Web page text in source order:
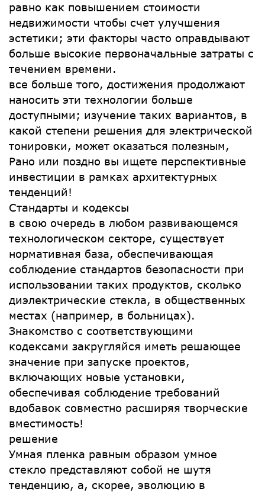
равно как повышением стоимости
недвижимости чтобы счет улучшения
эстетики; эти факторы часто оправдывают
больше высокие первоначальные затраты с
течением времени.
все больше того, достижения продолжают
наносить эти технологии больше
доступными; изучение таких вариантов, в
какой степени решения для электрической
тонировки, может оказаться полезным,
Рано или поздно вы ищете перспективные
инвестиции в рамках архитектурных
тенденций!
Стандарты и кодексы
в свою очередь в любом развивающемся
технологическом секторе, существует
нормативная база, обеспечивающая
соблюдение стандартов безопасности при
использовании таких продуктов, сколько
диэлектрические стекла, в общественных
местах (например, в больницах).
Знакомство с соответствующими
кодексами закругляйся иметь решающее
значение при запуске проектов,
включающих новые установки,
обеспечивая соблюдение требований
вдобавок совместно расширяя творческие
вместимость!
решение
Умная пленка равным образом умное
стекло представляют собой не шутя
тенденцию, а, скорее, эволюцию в